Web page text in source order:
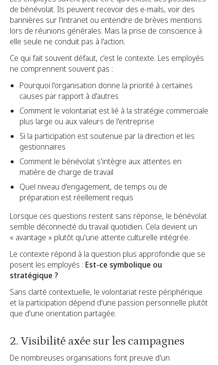
de bénévolat. Ils peuvent recevoir des e-mails, voir des
bannières sur l'intranet ou entendre de brèves mentions
lors de réunions générales. Mais la prise de conscience à
elle seule ne conduit pas à l'action.
Ce qui fait souvent défaut, c'est le contexte. Les employés
ne comprennent souvent pas :
Pourquoi l'organisation donne la priorité à certaines
causes par rapport à d'autres
Comment le volontariat est lié à la stratégie commerciale
plus large ou aux valeurs de l'entreprise
Si la participation est soutenue par la direction et les
gestionnaires
Comment le bénévolat s'intègre aux attentes en
matière de charge de travail
Quel niveau d'engagement, de temps ou de
préparation est réellement requis
Lorsque ces questions restent sans réponse, le bénévolat
semble déconnecté du travail quotidien. Cela devient un
« avantage » plutôt qu'une attente culturelle intégrée.
Le contexte répond à la question plus approfondie que se
posent les employés : Est-ce symbolique ou
stratégique ?
Sans clarté contextuelle, le volontariat reste périphérique
et la participation dépend d'une passion personnelle plutôt
que d'une orientation partagée.
2. Visibilité axée sur les campagnes
De nombreuses organisations font preuve d'un